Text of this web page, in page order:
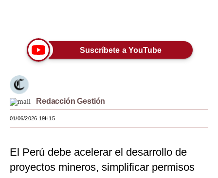
Estilos
Mundo
EEUU
Internacional
Tecnología
Suscríbete a YouTube
Redacción Gestión
01/06/2026 19H15
El Perú debe acelerar el desarrollo de
proyectos mineros, simplificar permisos